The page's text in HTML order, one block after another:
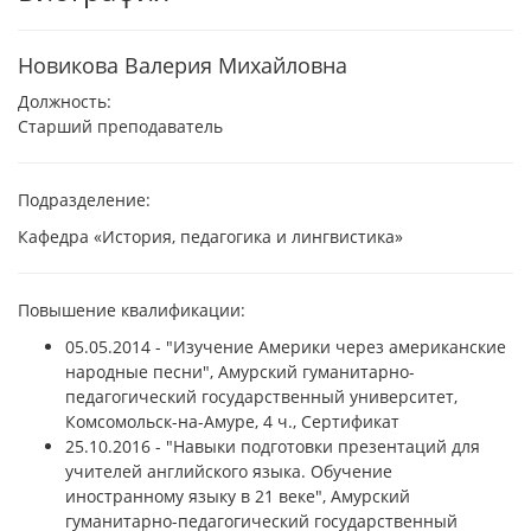
Новикова Валерия Михайловна
Должность:
Старший преподаватель
Подразделение:
Кафедра «История, педагогика и лингвистика»
Повышение квалификации:
05.05.2014 - "Изучение Америки через американские
народные песни", Амурский гуманитарно-
педагогический государственный университет,
Комсомольск-на-Амуре, 4 ч., Сертификат
25.10.2016 - "Навыки подготовки презентаций для
учителей английского языка. Обучение
иностранному языку в 21 веке", Амурский
гуманитарно-педагогический государственный